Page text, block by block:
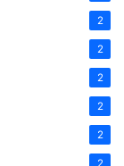
2
2
2
2
2
2